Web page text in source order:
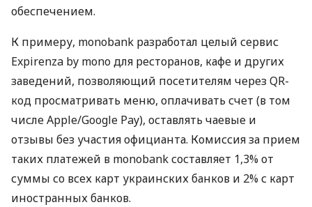
обеспечением.
К примеру, monobank разработал целый сервис
Expirenza by mono для ресторанов, кафе и других
заведений, позволяющий посетителям через QR-
код просматривать меню, оплачивать счет (в том
числе Apple/Google Pay), оставлять чаевые и
отзывы без участия официанта. Комиссия за прием
таких платежей в monobank составляет 1,3% от
суммы со всех карт украинских банков и 2% с карт
иностранных банков.